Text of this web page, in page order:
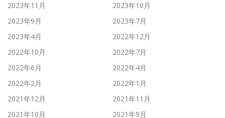
2023年11月
2023年10月
2023年9月
2023年7月
2023年4月
2022年12月
2022年10月
2022年7月
2022年6月
2022年4月
2022年2月
2022年1月
2021年12月
2021年11月
2021年10月
2021年9月